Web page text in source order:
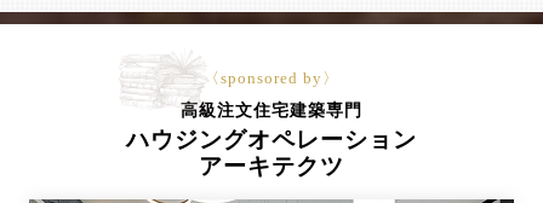
〈sponsored by〉
高級注文住宅建築専門
ハウジングオペレーション
アーキテクツ